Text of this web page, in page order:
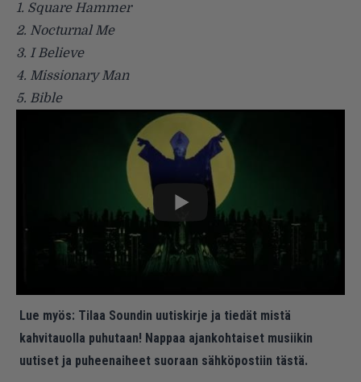
1. Square Hammer
2. Nocturnal Me
3. I Believe
4. Missionary Man
5. Bible
Lue myös: Tilaa Soundin uutiskirje ja tiedät mistä
kahvitauolla puhutaan! Nappaa ajankohtaiset musiikin
uutiset ja puheenaiheet suoraan sähköpostiin tästä.